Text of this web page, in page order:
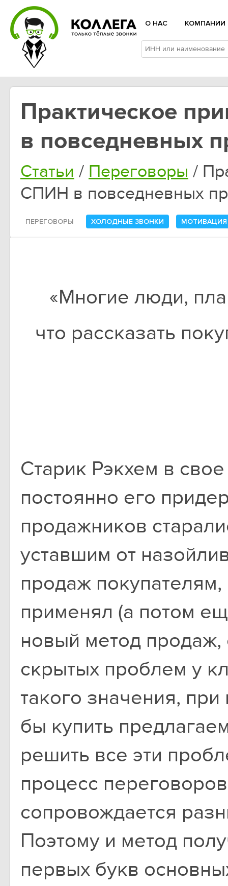
О НАС КОМПАНИИ
Практическое
в повседневных
Статьи / Переговоры /
СПИН в повседневных
ПЕРЕГОВОРЫ ХОЛОДНЫЕ ЗВОНКИ МОТИВАЦИЯ
«Многие люди,
что рассказать
Старик Рэкхем в
постоянно его
продажников
уставшим от
продаж
применял (а потом
новый метод
скрытых проблем у
такого значения,
бы купить
решить все эти
процесс
сопровождается
Поэтому и метод
первых букв